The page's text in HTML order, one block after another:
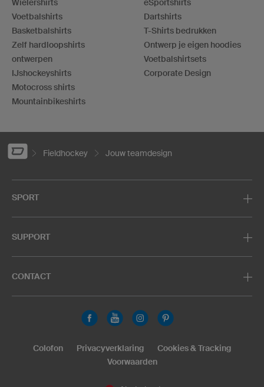
Wielershirts
Voetbalshirts
Basketbalshirts
Zelf hardloopshirts
ontwerpen
IJshockeyshirts
Motocross shirts
Mountainbikeshirts
eSportshirts
Dartshirts
T-Shirts bedrukken
Ontwerp je eigen hoodies
Voetbalshirtsets
Corporate Design
Fieldhockey Jouw teamdesign
SPORT
SUPPORT
CONTACT
Colofon Privacyverklaring
Cookies & Tracking
Voorwaarden